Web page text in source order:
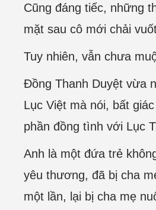
Cũng đáng tiếc, những
mặt sau cô mới chải
Tuy nhiên, vẫn chưa
Đồng Thanh Duyệt vừa
Lục Việt mà nói, bất
phần đồng tình với Lục
Anh là một đứa trẻ
yêu thương, đã bị cha
một lần, lại bị cha mẹ